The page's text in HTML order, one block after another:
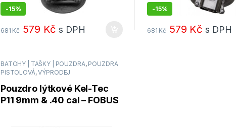
-15%
681Kč 579 Kč s DPH
-15%
681Kč 579 Kč s DPH
BATOHY | TAŠKY | POUZDRA, POUZDRA
PISTOLOVÁ,VÝPRODEJ
Pouzdro lýtkové Kel-Tec
P11 9mm & .40 cal – FOBUS